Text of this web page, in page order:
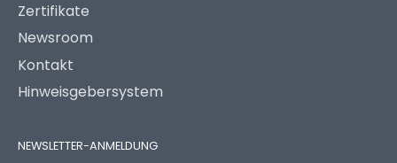
Zertifikate
Newsroom
Kontakt
Hinweisgebersystem
NEWSLETTER-ANMELDUNG